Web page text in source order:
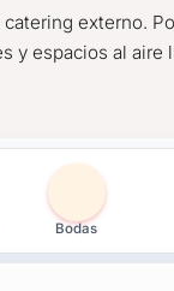
externo.
y espacios al aire
Bodas